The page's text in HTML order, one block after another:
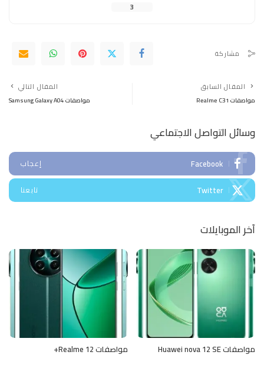
3
مشاركة
المقال السابق
مواصفات Realme C31
المقال التالي
مواصفات Samsung Galaxy A04
وسائل التواصل الاجتماعي
Facebook إعجاب
Twitter تابعنا
آخر الموبايلات
مواصفات Huawei nova 12 SE مواصفات Realme 12+